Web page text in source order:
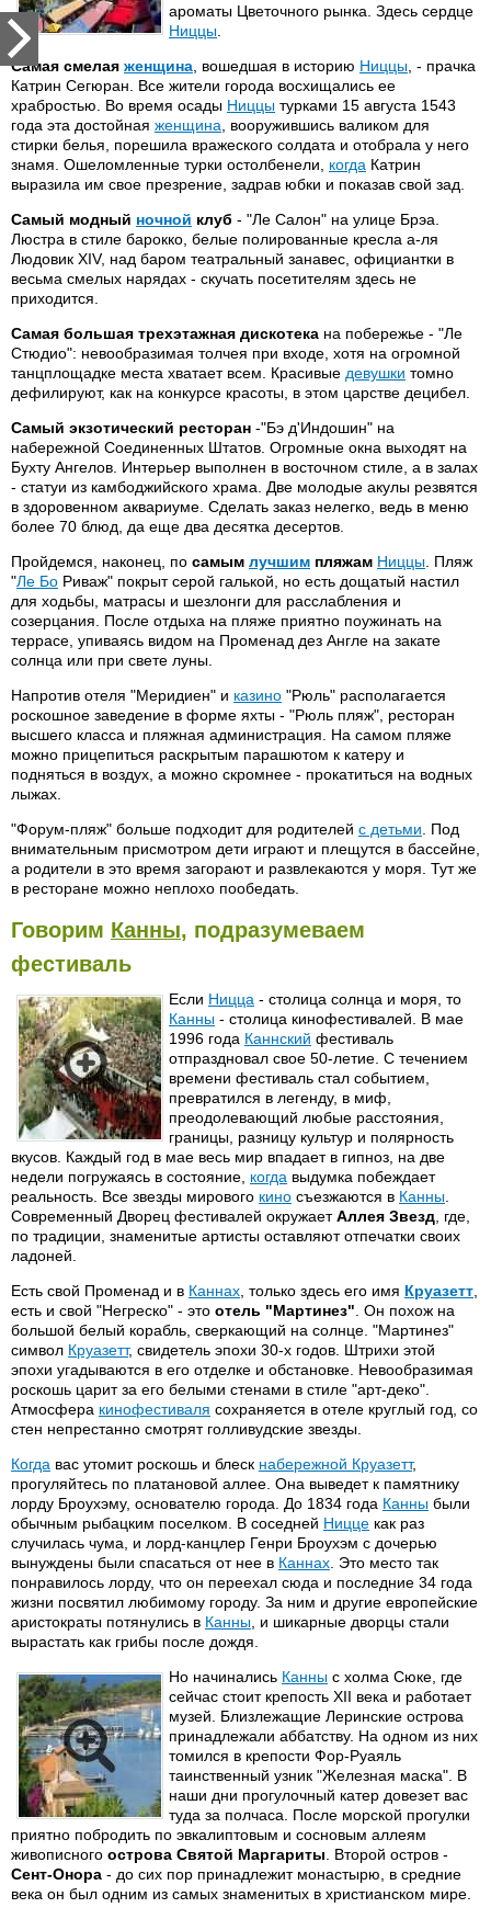
ароматы Цветочного рынка. Здесь сердце
Ниццы.
Самая смелая женщина, вошедшая в историю Ниццы, - прачка
Катрин Сегюран. Все жители города восхищались ее
храбростью. Во время осады Ниццы турками 15 августа 1543
года эта достойная женщина, вооружившись валиком для
стирки белья, порешила вражеского солдата и отобрала у него
знамя. Ошеломленные турки остолбенели, когда Катрин
выразила им свое презрение, задрав юбки и показав свой зад.
Самый модный ночной клуб - "Ле Салон" на улице Брэа.
Люстра в стиле барокко, белые полированные кресла а-ля
Людовик XIV, над баром театральный занавес, официантки в
весьма смелых нарядах - скучать посетителям здесь не
приходится.
Самая большая трехэтажная дискотека на побережье - "Ле
Стюдио": невообразимая толчея при входе, хотя на огромной
танцплощадке места хватает всем. Красивые девушки томно
дефилируют, как на конкурсе красоты, в этом царстве децибел.
Самый экзотический ресторан -"Бэ д'Индошин" на
набережной Соединенных Штатов. Огромные окна выходят на
Бухту Ангелов. Интерьер выполнен в восточном стиле, а в залах
- статуи из камбоджийского храма. Две молодые акулы резвятся
в здоровенном аквариуме. Сделать заказ нелегко, ведь в меню
более 70 блюд, да еще два десятка десертов.
Пройдемся, наконец, по самым лучшим пляжам Ниццы. Пляж
"Ле Бо Риваж" покрыт серой галькой, но есть дощатый настил
для ходьбы, матрасы и шезлонги для расслабления и
созерцания. После отдыха на пляже приятно поужинать на
террасе, упиваясь видом на Променад дез Англе на закате
солнца или при свете луны.
Напротив отеля "Меридиен" и казино "Рюль" располагается
роскошное заведение в форме яхты - "Рюль пляж", ресторан
высшего класса и пляжная администрация. На самом пляже
можно прицепиться раскрытым парашютом к катеру и
подняться в воздух, а можно скромнее - прокатиться на водных
лыжах.
"Форум-пляж" больше подходит для родителей с детьми. Под
внимательным присмотром дети играют и плещутся в бассейне,
а родители в это время загорают и развлекаются у моря. Тут же
в ресторане можно неплохо пообедать.
Говорим Канны, подразумеваем
фестиваль
Если Ницца - столица солнца и моря, то
Канны - столица кинофестивалей. В мае
1996 года Каннский фестиваль
отпраздновал свое 50-летие. С течением
времени фестиваль стал событием,
превратился в легенду, в миф,
преодолевающий любые расстояния,
границы, разницу культур и полярность
вкусов. Каждый год в мае весь мир впадает в гипноз, на две
недели погружаясь в состояние, когда выдумка побеждает
реальность. Все звезды мирового кино съезжаются в Канны.
Современный Дворец фестивалей окружаетАллея Звезд, где,
по традиции, знаменитые артисты оставляют отпечатки своих
ладоней.
Есть свой Променад и в Каннах, только здесь его имя Круазетт,
есть и свой "Негреско" - это отель "Мартинез". Он похож на
большой белый корабль, сверкающий на солнце. "Мартинез"
символ Круазетт, свидетель эпохи 30-х годов. Штрихи этой
эпохи угадываются в его отделке и обстановке. Невообразимая
роскошь царит за его белыми стенами в стиле "арт-деко".
Атмосфера кинофестиваля сохраняется в отеле круглый год, со
стен непрестанно смотрят голливудские звезды.
Когда вас утомит роскошь и блеск набережной Круазетт,
прогуляйтесь по платановой аллее. Она выведет к памятнику
лорду Броухэму, основателю города. До 1834 года Канны были
обычным рыбацким поселком. В соседней Ницце как раз
случилась чума, и лорд-канцлер Генри Броухэм с дочерью
вынуждены были спасаться от нее в Каннах. Это место так
понравилось лорду, что он переехал сюда и последние 34 года
жизни посвятил любимому городу. За ним и другие европейские
аристократы потянулись в Канны, и шикарные дворцы стали
вырастать как грибы после дождя.
Но начинались Канны с холма Сюке, где
сейчас стоит крепость XII века и работает
музей. Близлежащие Леринские острова
принадлежали аббатству. На одном из них
томился в крепости Фор-Руаяль
таинственный узник "Железная маска". В
наши дни прогулочный катер довезет вас
туда за полчаса. После морской прогулки
приятно побродить по эвкалиптовым и сосновым аллеям
живописного острова Святой Маргариты. Второй остров -
Сент-Онора - до сих пор принадлежит монастырю, в средние
века он был одним из самых знаменитых в христианском мире.